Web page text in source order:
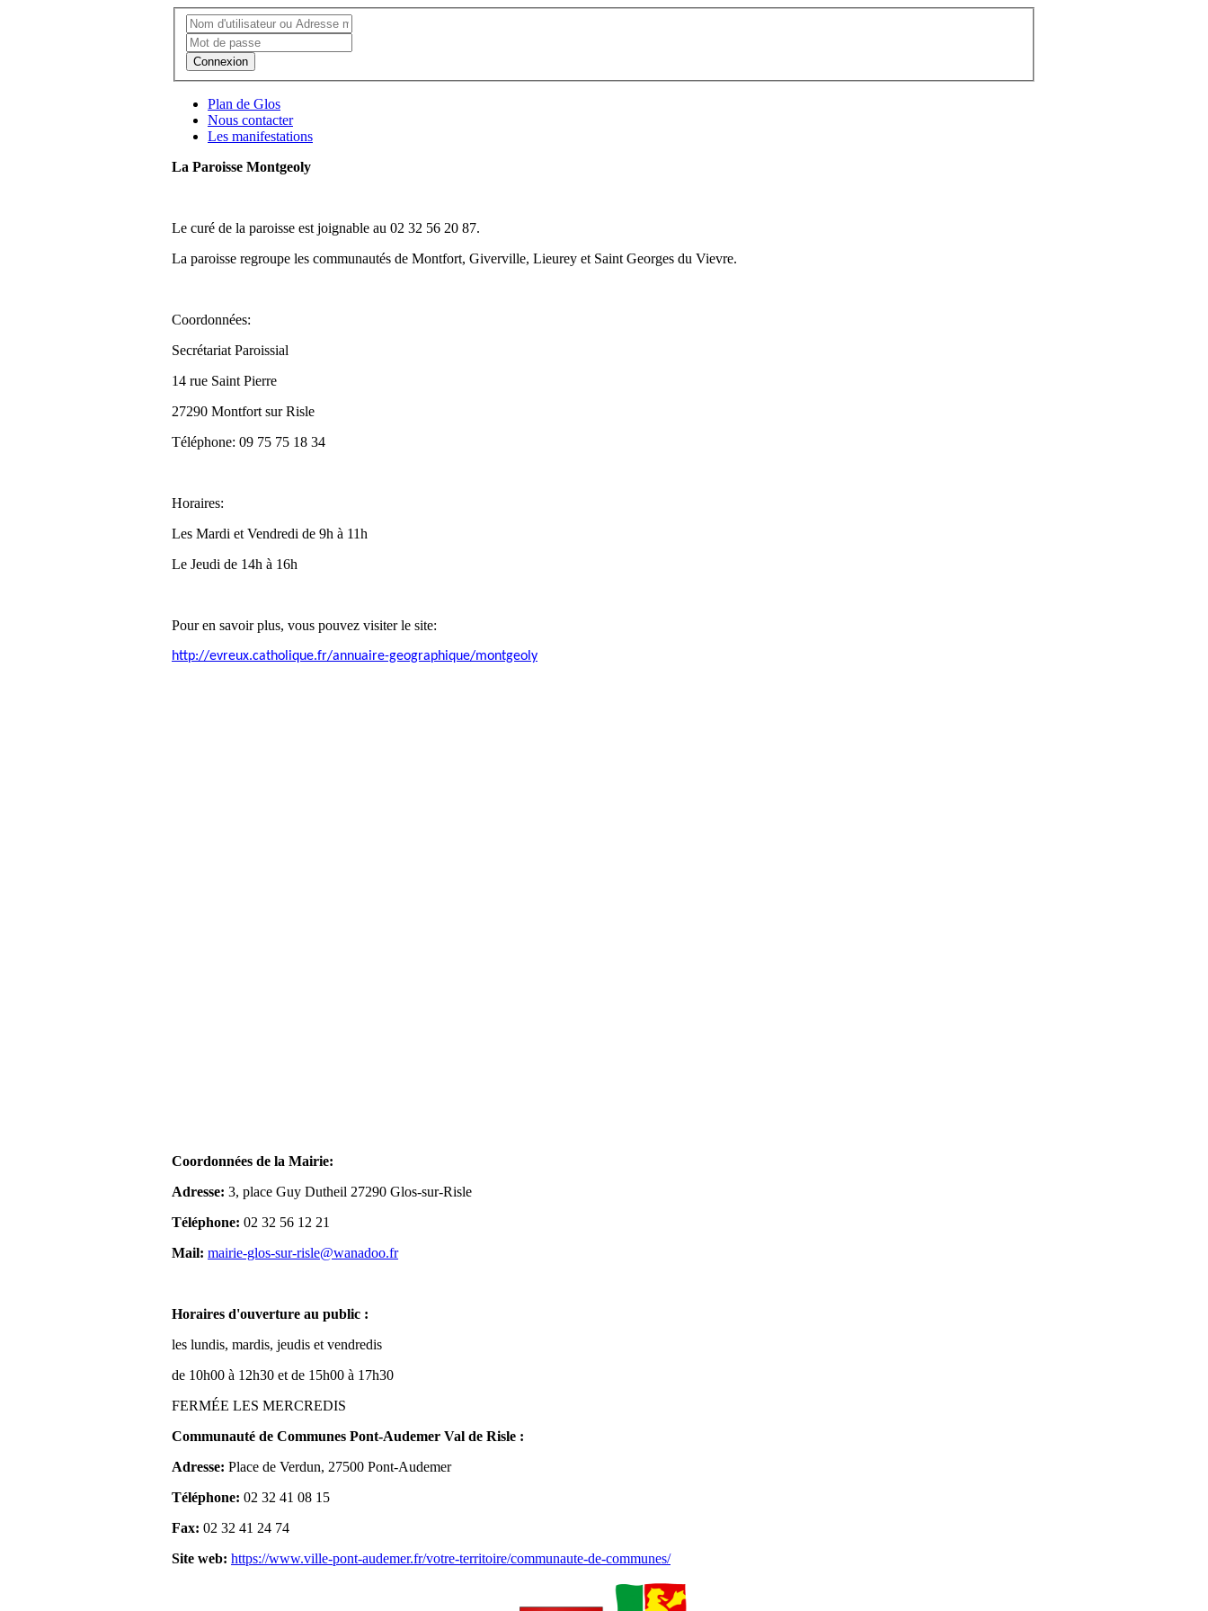
Connexion
Plan de Glos
Nous contacter
Les manifestations
La Paroisse Montgeoly
Le curé de la paroisse est joignable au 02 32 56 20 87.
La paroisse regroupe les communautés de Montfort, Giverville, Lieurey et Saint Georges du Vievre.
Coordonnées:
Secrétariat Paroissial
14 rue Saint Pierre
27290 Montfort sur Risle
Téléphone: 09 75 75 18 34
Horaires:
Les Mardi et Vendredi de 9h à 11h
Le Jeudi de 14h à 16h
Pour en savoir plus, vous pouvez visiter le site:
http://evreux.catholique.fr/annuaire-geographique/montgeoly
Coordonnées de la Mairie:
Adresse: 3, place Guy Dutheil 27290 Glos-sur-Risle
Téléphone: 02 32 56 12 21
Mail: mairie-glos-sur-risle@wanadoo.fr
Horaires d'ouverture au public :
les lundis, mardis, jeudis et vendredis
de 10h00 à 12h30 et de 15h00 à 17h30
FERMÉE LES MERCREDIS
Communauté de Communes Pont-Audemer Val de Risle :
Adresse: Place de Verdun, 27500 Pont-Audemer
Téléphone: 02 32 41 08 15
Fax: 02 32 41 24 74
Site web: https://www.ville-pont-audemer.fr/votre-territoire/communaute-de-communes/